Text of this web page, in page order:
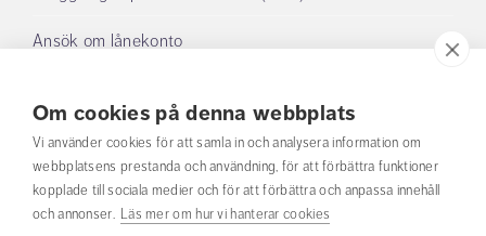
Om cookies på denna webbplats
Vi använder cookies för att samla in och analysera information om
webbplatsens prestanda och användning, för att förbättra funktioner
kopplade till sociala medier och för att förbättra och anpassa innehåll
och annonser. Läs mer om hur vi hanterar cookies
Ansök om lånekonto
Mina lån
Om oss